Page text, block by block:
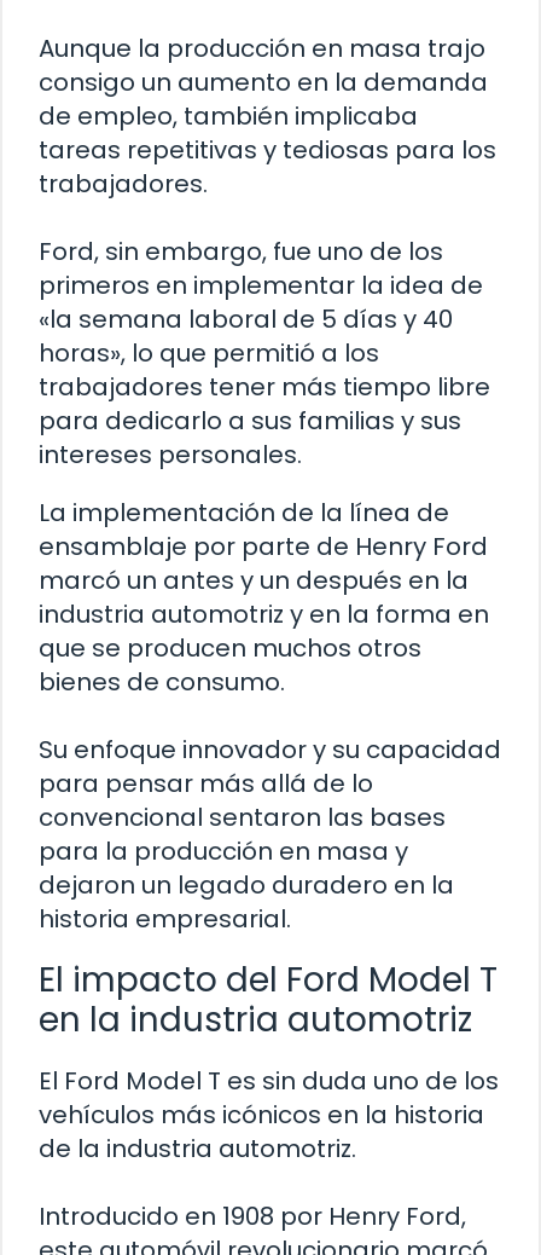
Aunque la producción en masa trajo
consigo un aumento en la demanda
de empleo, también implicaba
tareas repetitivas y tediosas para los
trabajadores.
Ford, sin embargo, fue uno de los
primeros en implementar la idea de
«la semana laboral de 5 días y 40
horas», lo que permitió a los
trabajadores tener más tiempo libre
para dedicarlo a sus familias y sus
intereses personales.
La implementación de la línea de
ensamblaje por parte de Henry Ford
marcó un antes y un después en la
industria automotriz y en la forma en
que se producen muchos otros
bienes de consumo.
Su enfoque innovador y su capacidad
para pensar más allá de lo
convencional sentaron las bases
para la producción en masa y
dejaron un legado duradero en la
historia empresarial.
El impacto del Ford Model T
en la industria automotriz
El Ford Model T es sin duda uno de los
vehículos más icónicos en la historia
de la industria automotriz.
Introducido en 1908 por Henry Ford,